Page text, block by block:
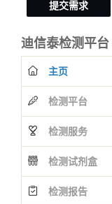
迪信泰检测平台
主页
检测平台
检测服务
检测试剂盒
检测报告
提交需求